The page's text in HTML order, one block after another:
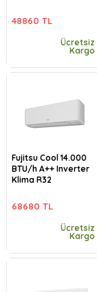
48860 TL
Ücretsiz
Kargo
Fujitsu Cool 14.000
BTU/h A++ Inverter
Klima R32
68680 TL
Ücretsiz
Kargo